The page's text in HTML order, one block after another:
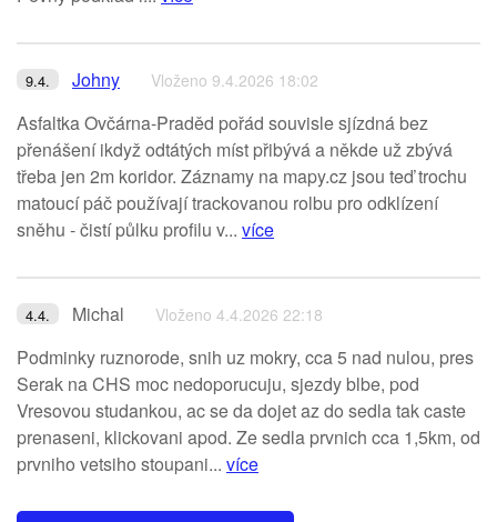
9.4. Johny Vloženo 9.4.2026 18:02
Asfaltka Ovčárna-Praděd pořád souvisle sjízdná bez
přenášení ikdyž odtátých míst přibývá a někde už zbývá
třeba jen 2m koridor. Záznamy na mapy.cz jsou teď trochu
matoucí páč používají trackovanou rolbu pro odklízení
sněhu - čistí půlku profilu v... více
4.4. Michal Vloženo 4.4.2026 22:18
Podminky ruznorode, snih uz mokry, cca 5 nad nulou, pres
Serak na CHS moc nedoporucuju, sjezdy blbe, pod
Vresovou studankou, ac se da dojet az do sedla tak caste
prenaseni, klickovani apod. Ze sedla prvnich cca 1,5km, od
prvniho vetsiho stoupani... více